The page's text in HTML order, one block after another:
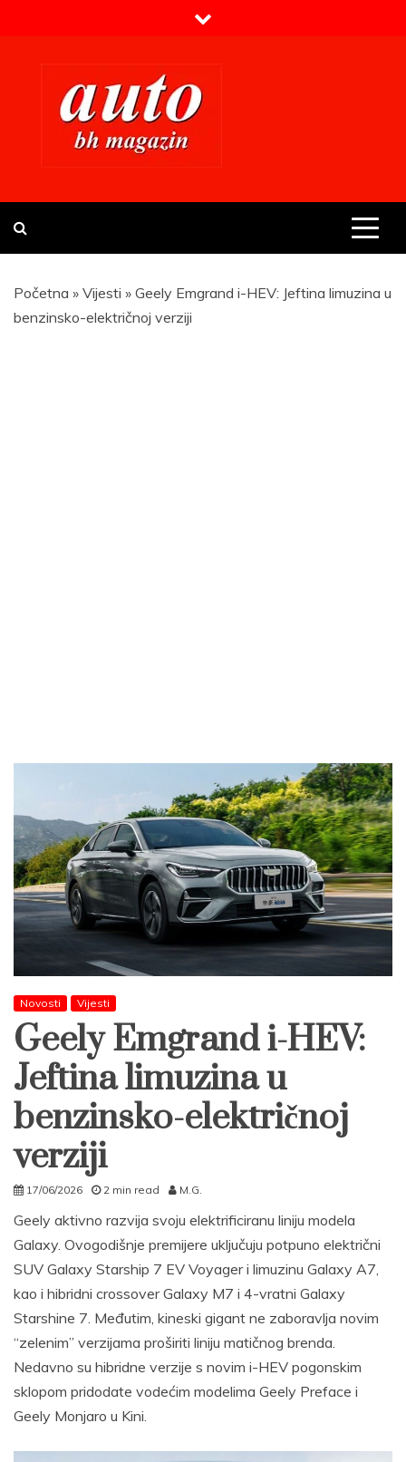
Prvi BH auto magazin
Početna » Vijesti » Geely Emgrand i-HEV: Jeftina limuzina u
benzinsko-električnoj verziji
Novosti Vijesti
Geely Emgrand i-HEV:
Jeftina limuzina u
benzinsko-električnoj
verziji
17/06/2026 2 min read M.G.
Geely aktivno razvija svoju elektrificiranu liniju modela
Galaxy. Ovogodišnje premijere uključuju potpuno električni
SUV Galaxy Starship 7 EV Voyager i limuzinu Galaxy A7,
kao i hibridni crossover Galaxy M7 i 4-vratni Galaxy
Starshine 7. Međutim, kineski gigant ne zaboravlja novim
“zelenim” verzijama proširiti liniju matičnog brenda.
Nedavno su hibridne verzije s novim i-HEV pogonskim
sklopom pridodate vodećim modelima Geely Preface i
Geely Monjaro u Kini.